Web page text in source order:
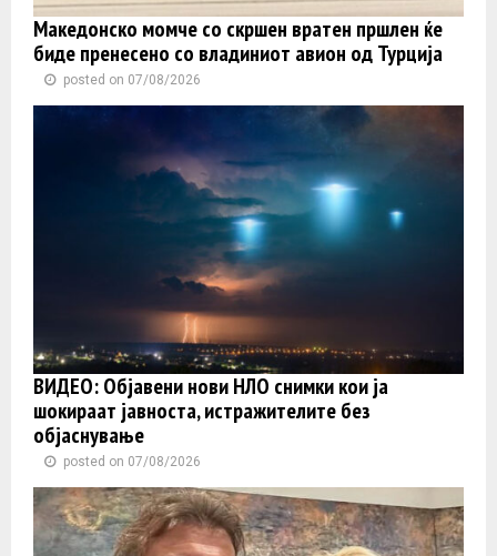
Македонско момче со скршен вратен пршлен ќе
биде пренесено со владиниот авион од Турција
posted on 07/08/2026
ВИДЕО: Објавени нови НЛО снимки кои ја
шокираат јавноста, истражителите без
објаснување
posted on 07/08/2026